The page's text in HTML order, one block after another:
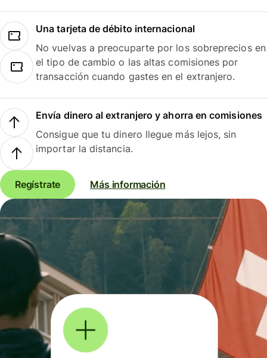
Una tarjeta de débito internacional
No vuelvas a preocuparte por los sobreprecios en
el tipo de cambio o las altas comisiones por
transacción cuando gastes en el extranjero.
Envía dinero al extranjero y ahorra en comisiones
Consigue que tu dinero llegue más lejos, sin
importar la distancia.
Regístrate Más información